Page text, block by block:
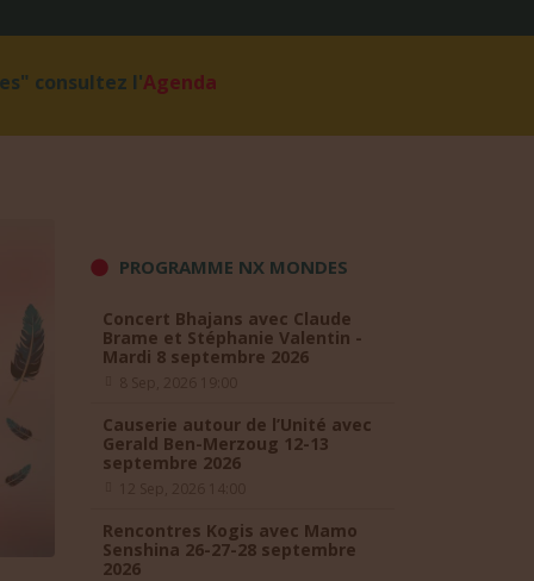
consultez l'Agenda
PROGRAMME NX MONDES
Concert Bhajans avec Claude
Brame et Stéphanie Valentin -
Mardi 8 septembre 2026
Causerie autour de l’Unité avec
Gerald Ben-Merzoug 12-13
septembre 2026
Rencontres Kogis avec Mamo
Senshina 26-27-28 septembre
2026